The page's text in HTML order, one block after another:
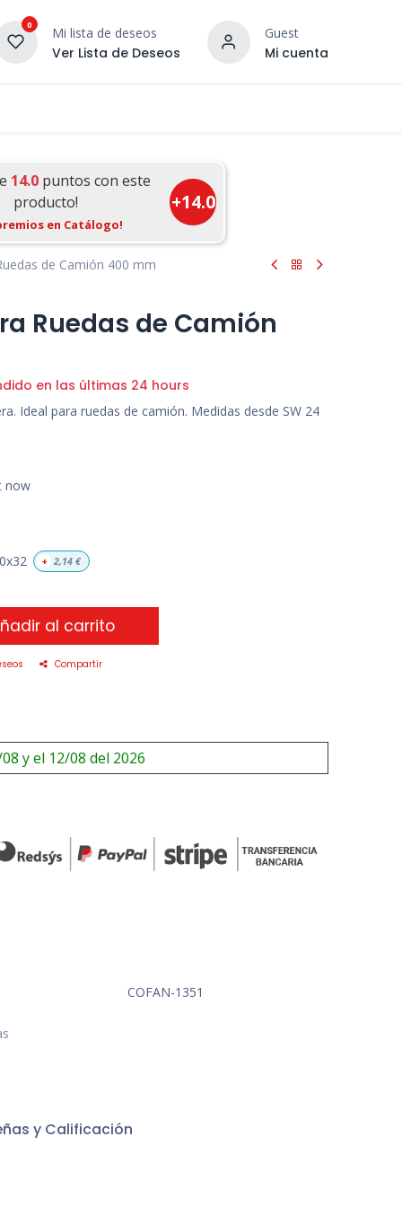
0 Mi lista de deseos
Ver Lista de Deseos
Guest
Mi cuenta
¡DESCUBRE NUESTRO
14.0 puntos con este
producto!
en Catálogo!
+14.0
de Camión 400 mm
Ruedas de Camión
en las últimas 24 hours
Ideal para ruedas de camión. Medidas desde SW 24
now
+ 2,14 €
al carrito
Compartir
y el 12/08 del 2026
COFAN-1351
y Calificación